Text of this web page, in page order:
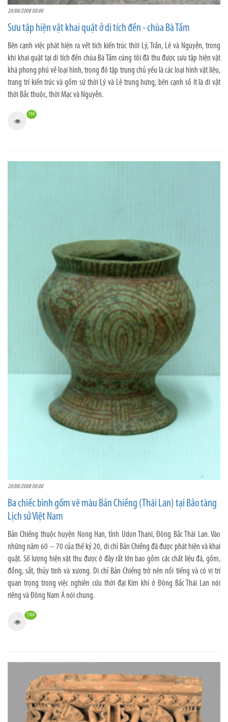
20/08/2008 00:00
Sưu tập hiện vật khai quật ở di tích đền - chùa Bà Tấm
Bên cạnh việc phát hiện ra vết tích kiến trúc thời Lý, Trần, Lê và Nguyễn, trong
khi khai quật tại di tích đền chùa Bà Tấm cúng tôi đã thu được sưu tập hiện vật
khá phong phú về loại hình, trong đó tập trung chủ yếu là các loại hình vật liệu,
trang trí kiến trúc và gốm sứ thời Lý và Lê trung hưng, bên cạnh số ít là di vật
thời Bắc thuộc, thời Mạc và Nguyễn.
784
20/08/2008 00:00
Ba chiếc bình gốm vẽ màu Bản Chiềng (Thái Lan) tại Bảo tàng
Lịch sử Việt Nam
Bản Chiềng thuộc huyện Nong Han, tỉnh Udon Thani, Đông Bắc Thái Lan. Vào
những năm 60 – 70 của thế kỷ 20, di chỉ Bản Chiềng đã được phát hiện và khai
quật. Số lượng hiện vật thu được ở đây rất lớn bao gồm các chất liệu đá, gốm,
đồng, sắt, thủy tinh và xương. Di chỉ Bản Chiềng trở nên nổi tiếng và có vị trí
quan trọng trong việc nghiên cứu thời đại Kim khí ở Đông Bắc Thái Lan nói
riêng và Đông Nam Á nói chung.
1164